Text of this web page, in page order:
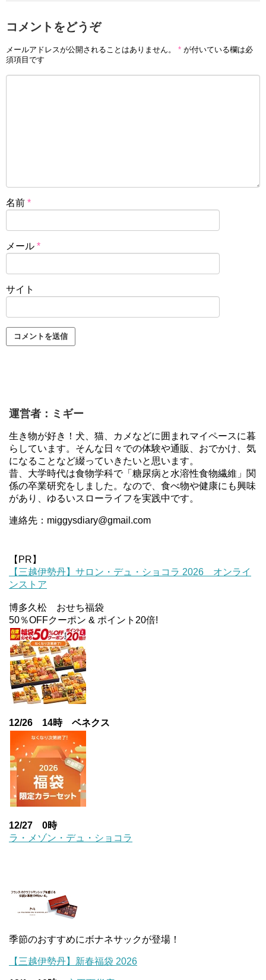
コメントをどうぞ
メールアドレスが公開されることはありません。 * が付いている欄は必
須項目です
名前 *
メール *
サイト
運営者：ミギー
生き物が好き！犬、猫、カメなどに囲まれマイペースに暮
らしています。そんな日々での体験や通販、おでかけ、気
になることなど綴っていきたいと思います。
昔、大学時代は食物学科で「糖尿病と水溶性食物繊維」関
係の卒業研究をしました。なので、食べ物や健康にも興味
があり、ゆるいスローライフを実践中です。
連絡先：miggysdiary@gmail.com
【PR】
【三越伊勢丹】サロン・デュ・ショコラ 2026 オンライ
ンストア
博多久松 おせち福袋
50％OFFクーポン & ポイント20倍!
12/26 14時 ベネクス
12/27 0時
ラ・メゾン・デュ・ショコラ
季節のおすすめにボナネサックが登場！
【三越伊勢丹】新春福袋 2026